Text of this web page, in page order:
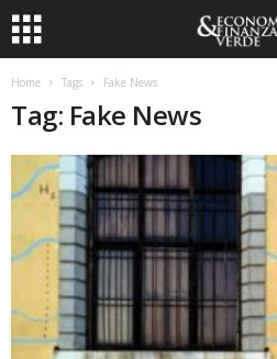
Home Tags Fake News
Tag: Fake News